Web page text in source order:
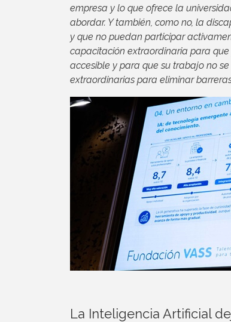
empresa y lo que ofrece la
abordar. Y también, como no, la
y que no puedan participar
capacitación extraordinaria para
accesible y para que su trabajo no
extraordinarias para eliminar
La Inteligencia Artificial